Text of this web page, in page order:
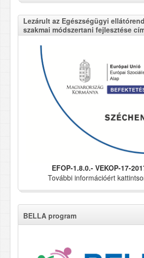
Lezárult az Egészségügyi
szakmai módszertani fejlesztése
EFOP-1.8.0.- VEKOP-17-
További információért
BELLA program